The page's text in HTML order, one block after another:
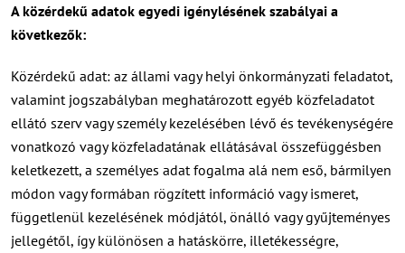
A közérdekű adatok egyedi igénylésének szabályai a
következők:
Közérdekű adat: az állami vagy helyi önkormányzati feladatot,
valamint jogszabályban meghatározott egyéb közfeladatot
ellátó szerv vagy személy kezelésében lévő és tevékenységére
vonatkozó vagy közfeladatának ellátásával összefüggésben
keletkezett, a személyes adat fogalma alá nem eső, bármilyen
módon vagy formában rögzített információ vagy ismeret,
függetlenül kezelésének módjától, önálló vagy gyűjteményes
jellegétől, így különösen a hatáskörre, illetékességre,